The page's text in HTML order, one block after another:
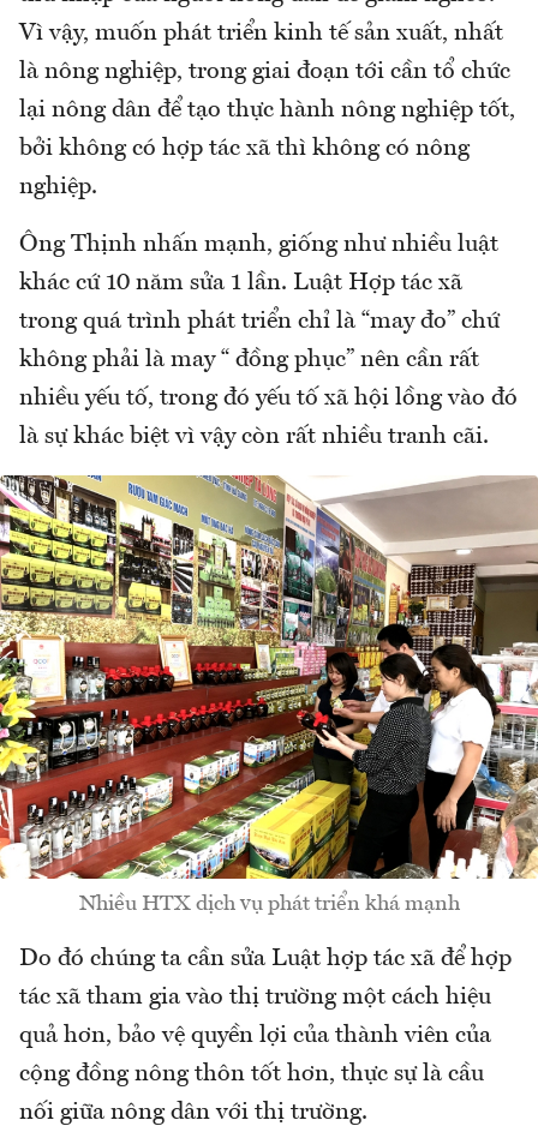
Vì vậy, muốn phát triển kinh tế sản xuất, nhất
là nông nghiệp, trong giai đoạn tới cần tổ chức
lại nông dân để tạo thực hành nông nghiệp tốt,
bởi không có hợp tác xã thì không có nông
nghiệp.
Ông Thịnh nhấn mạnh, giống như nhiều luật
khác cứ 10 năm sửa 1 lần. Luật Hợp tác xã
trong quá trình phát triển chỉ là “may đo” chứ
không phải là may “ đồng phục” nên cần rất
nhiều yếu tố, trong đó yếu tố xã hội lồng vào đó
là sự khác biệt vì vậy còn rất nhiều tranh cãi.
Nhiều HTX dịch vụ phát triển khá mạnh
Do đó chúng ta cần sửa Luật hợp tác xã để hợp
tác xã tham gia vào thị trường một cách hiệu
quả hơn, bảo vệ quyền lợi của thành viên của
cộng đồng nông thôn tốt hơn, thực sự là cầu
nối giữa nông dân với thị trường.